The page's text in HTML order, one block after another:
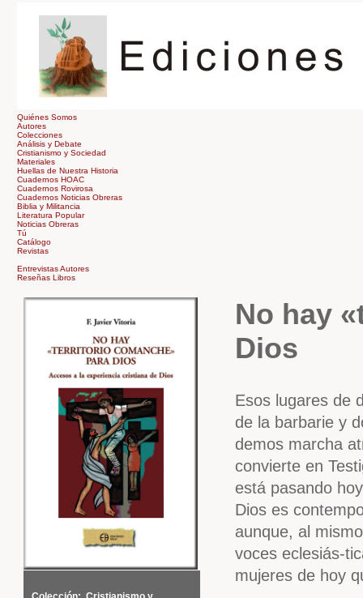
Quiénes Somos
Autores
Colecciones
Análisis y Debate
Cristianismo y Sociedad
Materiales
Huellas de Nuestra Historia
Cuadernos HOAC
Cuadernos Rovirosa
Cuadernos Noticias Obreras
Biblia y Militancia
Literatura Popular
Noticias Obreras
Tú
Catálogo
Revistas
Entrevistas Autores
Reseñas Libros
No hay
Dios
Esos lugares de
de la barbarie y
demos marcha
convierte en
está pasando
Dios es
aunque, al
voces eclesiás-
mujeres de hoy